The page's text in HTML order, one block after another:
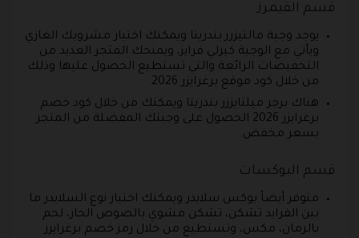
قسم القيمرز
يوجد وجبة مالتيزرز بندريتا ويمكنك اختيار مشروبك الغازي
ويأتي مع الوجبة كيرلي فرايز، ويمنحك المتجر العديد من
التخفيضات الرائعة والتي تستطيع الحصول عليها وذلك
من خلال كود موقع برغرايزر 2026.
هناك برجر ميلتايززر بندريتا ويمكنك من خلال كود خصم
برغرايزر 2026 الحصول على وجبتك المفضلة من المتجر
بسعر مخفض.
قسم البوكسات
متوفر أيضاً بوكس سلايدر ويمكنك اختيار نوع السلايدر ما
بين الفرايد تشكن، تشكن مشوي بالصوص الحار، لحم
بالرمان، مكس، وتستطيع من خلال رمز خصم برغرايزر